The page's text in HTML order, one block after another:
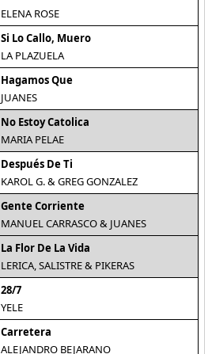
ELENA ROSE
Si Lo Callo, Muero
LA PLAZUELA
Hagamos Que
JUANES
No Estoy Catolica
MARIA PELAE
Después De Ti
KAROL G. & GREG GONZALEZ
Gente Corriente
MANUEL CARRASCO & JUANES
La Flor De La Vida
LERICA, SALISTRE & PIKERAS
28/7
YELE
Carretera
ALEJANDRO BEJARANO